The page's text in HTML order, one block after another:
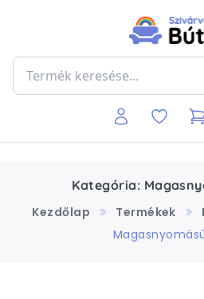
Kategória:
Kezdőlap
Termékek